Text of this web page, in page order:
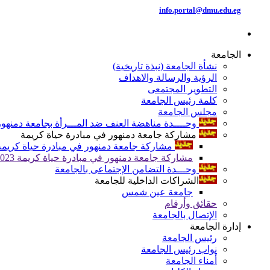
info.portal@dmu.edu.eg
الجامعة
نشأة الجامعة (نبذة تاريخية)
الرؤية والرسالة والاهداف
التطوير المجتمعى
كلمة رئيس الجامعة
مجلس الجامعة
وحــــدة مناهضة العنف ضد المـــرأة بجامعة
مشاركة جامعة دمنهور في مبادرة حياة كريمة
مشاركة جامعة دمنهور في مبادرة حياة كريمة
مشاركة جامعة دمنهور في مبادرة حياة كريمة 2023
وحـــدة التضامن الإجتماعى بالجامعة
الشراكات الداخلية للجامعة
جامعة عين شمس
حقائق وأرقام
الإتصال بالجامعة
إدارة الجامعة
رئيس الجامعة
نواب رئيس الجامعة
أمناء الجامعة